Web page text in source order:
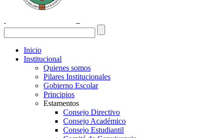
Inicio
Institucional
Quienes somos
Pilares Institucionales
Gobierno Escolar
Principios
Estamentos
Consejo Directivo
Consejo Académico
Consejo Estudiantil